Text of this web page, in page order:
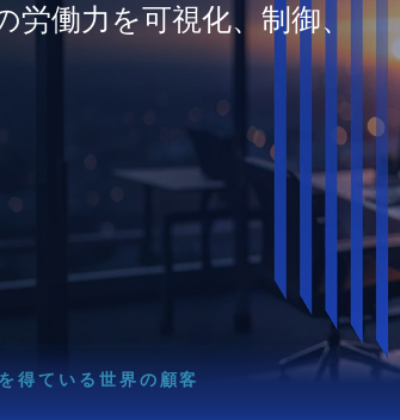
働力を可視化、制御、
得ている世界の顧客